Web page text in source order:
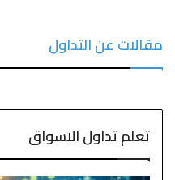
مقالات عن التداول
تعلم تداول الاسواق